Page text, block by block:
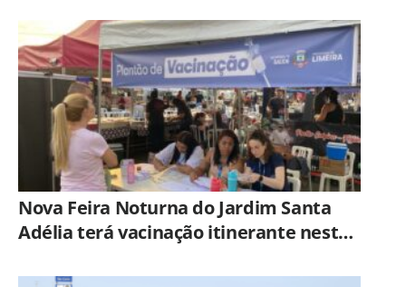
Nova Feira Noturna do Jardim Santa
Adélia terá vacinação itinerante nesta